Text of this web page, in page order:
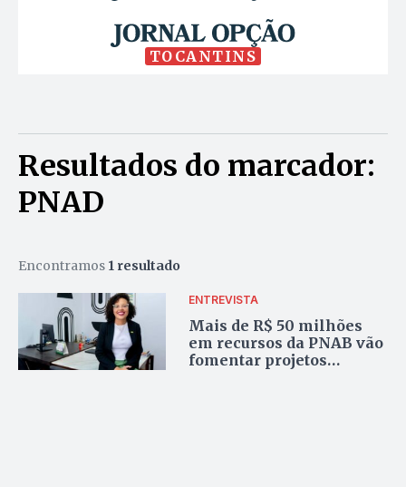
TOCANTINS
Resultados do marcador:
PNAD
Encontramos 1 resultado
ENTREVISTA
Mais de R$ 50 milhões
em recursos da PNAB vão
fomentar projetos